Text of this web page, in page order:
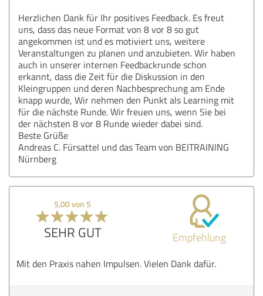
Herzlichen Dank für Ihr positives Feedback. Es freut
uns, dass das neue Format von 8 vor 8 so gut
angekommen ist und es motiviert uns, weitere
Veranstaltungen zu planen und anzubieten. Wir haben
auch in unserer internen Feedbackrunde schon
erkannt, dass die Zeit für die Diskussion in den
Kleingruppen und deren Nachbesprechung am Ende
knapp wurde, Wir nehmen den Punkt als Learning mit
für die nächste Runde. Wir freuen uns, wenn Sie bei
der nächsten 8 vor 8 Runde wieder dabei sind.
Beste Grüße
Andreas C. Fürsattel und das Team von BEITRAINING
Nürnberg
5,00 von 5
SEHR GUT Empfehlung
Mit den Praxis nahen Impulsen. Vielen Dank dafür.